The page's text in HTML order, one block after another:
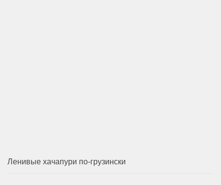
Ленивые хачапури по-грузински